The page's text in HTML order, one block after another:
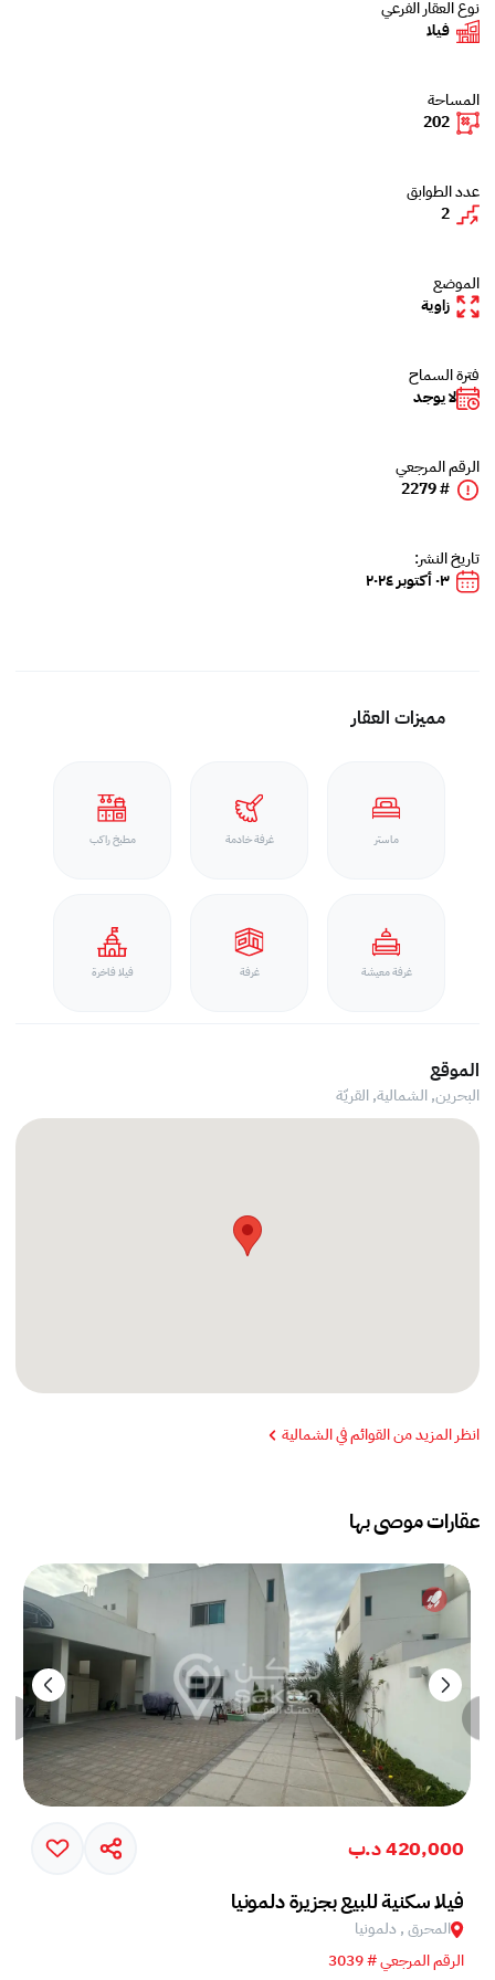
نوع العقار الفرعي
فيلا
المساحة
202
عدد الطوابق
2
الموضع
زاوية
فترة السماح
لا يوجد
الرقم المرجعي
# 2279
تاريخ النشر:
٠٣ أكتوبر ٢٠٢٤
مميزات العقار
ماستر غرفة خادمة مطبخ راكب
غرفة معيشة غرفة فيلا فاخرة
الموقع
البحرين, الشمالية,القريّة
انظر المزيد من القوائم في الشمالية
عقارات موصى بها
420,000 د.ب
فيلا سكنية للبيع بجزيرة دلمونيا
المحرق , دلمونيا
الرقم المرجعي # 3039